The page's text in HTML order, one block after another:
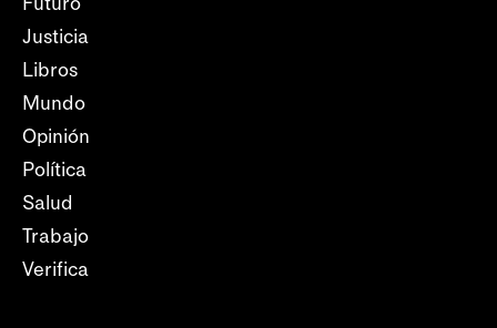
Justicia
Libros
Mundo
Opinión
Política
Salud
Trabajo
Verifica